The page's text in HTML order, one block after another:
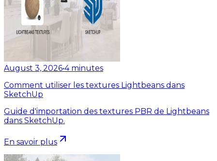
August 3, 2026•4 minutes
Comment utiliser les textures Lightbeans dans
SketchUp
Guide d'importation des textures PBR de Lightbeans
dans SketchUp.
En savoir plus